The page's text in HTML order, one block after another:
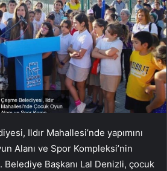
Ildır Mahallesi’nde yapımını
Alanı ve Spor Kompleksi’nin
Belediye Başkanı Lal Denizli, çocuk